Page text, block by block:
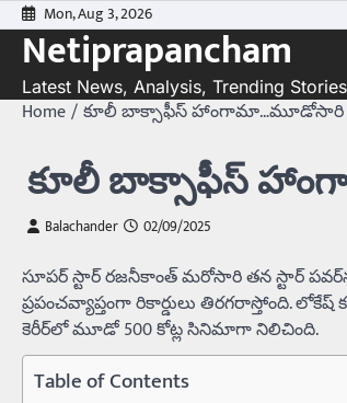
Skip
to
content
Mon, Aug 3, 2026
Netiprapancham
Latest News, Analysis, Trending
Home కూలీ బాక్సాఫీస్‌ హాంగామా…మూడోసారి
కూలీ బాక్సాఫీస్‌
Balachander 02/09/2025
సూపర్ స్టార్ రజనీకాంత్ మరోసారి తన స్టార్
ప్రపంచవ్యాప్తంగా రికార్డులు తిరగరాస్తోంది.
కెరీర్‌లో మూడో 500 కోట్ల సినిమా‌గా నిలిచింది.
Table of Contents